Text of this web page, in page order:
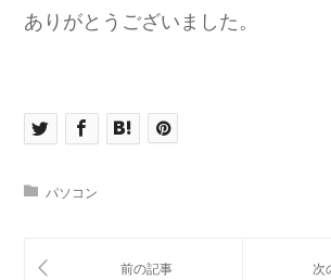
ありがとうございました。
パソコン